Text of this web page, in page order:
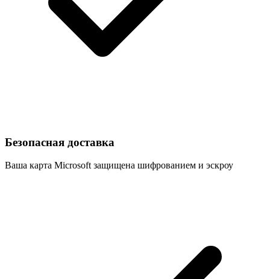
Безопасная доставка
Ваша карта Microsoft защищена шифрованием и эскроу